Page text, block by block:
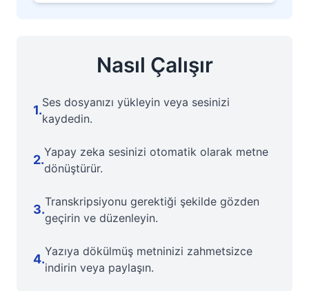
Nasıl Çalışır
1.
Ses dosyanızı yükleyin veya sesinizi
kaydedin.
2.
Yapay zeka sesinizi otomatik olarak metne
dönüştürür.
3.
Transkripsiyonu gerektiği şekilde gözden
geçirin ve düzenleyin.
4.
Yazıya dökülmüş metninizi zahmetsizce
indirin veya paylaşın.